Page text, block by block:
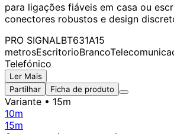
para ligações fiáveis em casa ou
conectores robustos e design
PRO SIGNALBT631A15
metrosEscritorioBranco
Telefónico
Ler Mais
Partilhar
Ficha de produto
Variante • 15m
10m
15m